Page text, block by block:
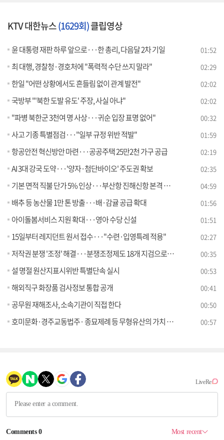
KTV 대한뉴스(1629회)클립영상
윤 대통령 재판 하루 앞으로···한 총리, 다음달 2차 기일 01:52
최 대행, 경찰청·경호처에 "폭력적 수단 쓰지 말라" 02:29
한일 "어떤 상황에서도 흔들림 없이 관계 발전" 02:02
국방부 "'북한 도발 유도' 주장, 사실 아냐" 02:02
"파병 북한군 3천여 명 사상···귀순 입장 표명 없어" 00:32
사고 기종 특별점검···"일부 규정 위반 적발" 01:59
항공안전 혁신방안 마련···공공주택 25만2천 가구 공급 02:19
AI 3대 강국 도약···'양자·첨단바이오' 주도권 확보 02:35
기본 면적 직불 단가 5% 인상···부산항 진해신항 본격 착공 [뉴스의 맥] 04:59
배추 등 농산물 1만 톤 방출···배·감귤 공급 확대 01:56
아이돌봄서비스 지원 확대···영아 수당 신설 01:51
15일부터 레지던트 원서 접수···"수련·입영특례 적용" 02:27
저작권 분쟁 '조정' 해결···분쟁조정제도 18개 지검으로 확대 00:35
설 명절 원산지표시위반 특별단속 실시 00:53
해외직구 화장품 검사정보 통합 공개 00:41
공무원 재해조사, 소속기관이 직접 한다 00:50
호미문화·경주교동법주· 종묘제례 등 무형유산의 가치 국민과 공유 00:57